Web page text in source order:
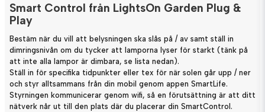
Smart Control från LightsOn Garden Plug &
Play
Bestäm när du vill att belysningen ska slås på / av samt ställ in
dimringsnivån om du tycker att lamporna lyser för starkt (tänk på
att inte alla lampor är dimbara, se lista nedan).
Ställ in för specifika tidpunkter eller tex för när solen går upp / ner
och styr alltsammans från din mobil genom appen SmartLife.
Styrningen kommunicerar genom wifi, så en förutsättning är att ditt
nätverk når ut till den plats där du placerar din SmartControl.